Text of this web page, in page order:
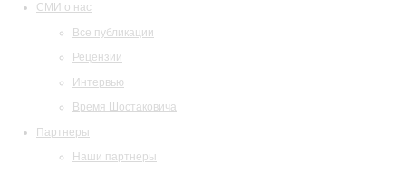
СМИ о нас
Все публикации
Рецензии
Интервью
Время Шостаковича
Партнеры
Наши партнеры